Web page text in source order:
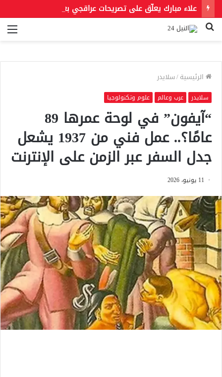
بحث
الرئيسية/سلايدر
سلايدر عرب وعالم علوم وتكنولوجيا
“آيفون” في لوحة عمرها 89
عامًا؟.. عمل فني من 1937 يشعل
جدل السفر عبر الزمن على الإنترنت
11 يونيو، 2026